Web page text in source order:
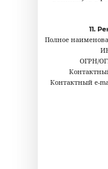
11.
Полное
ОГРН/
Контактный e-